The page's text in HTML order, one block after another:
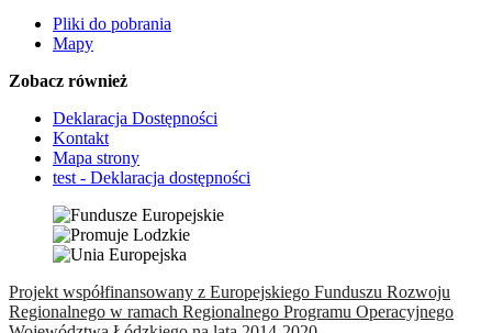
Pliki do pobrania
Mapy
Zobacz również
Deklaracja Dostępności
Kontakt
Mapa strony
test - Deklaracja dostępności
Projekt współfinansowany z Europejskiego Funduszu Rozwoju
Regionalnego w ramach Regionalnego Programu Operacyjnego